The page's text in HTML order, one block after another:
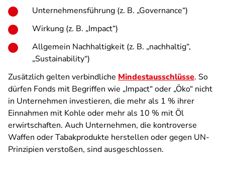
Unternehmensführung (z. B. „Governance“)
Wirkung (z. B. „Impact“)
Allgemein Nachhaltigkeit (z. B. „nachhaltig“,
„Sustainability“)
Zusätzlich gelten verbindliche Mindestausschlüsse. So
dürfen Fonds mit Begriffen wie „Impact“ oder „Öko“ nicht
in Unternehmen investieren, die mehr als 1 % ihrer
Einnahmen mit Kohle oder mehr als 10 % mit Öl
erwirtschaften. Auch Unternehmen, die kontroverse
Waffen oder Tabakprodukte herstellen oder gegen UN-
Prinzipien verstoßen, sind ausgeschlossen.